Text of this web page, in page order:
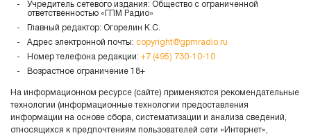
Учредитель сетевого издания: Общество с ограниченной
ответственностью «ГПМ Радио»
Главный редактор: Огорелин К.С.
Адрес электронной почты: copyright@gpmradio.ru
Номер телефона редакции: +7 (495) 730-10-10
Возрастное ограничение 18+
На информационном ресурсе (сайте) применяются рекомендательные
технологии (информационные технологии предоставления
информации на основе сбора, систематизации и анализа сведений,
относящихся к предпочтениям пользователей сети «Интернет»,